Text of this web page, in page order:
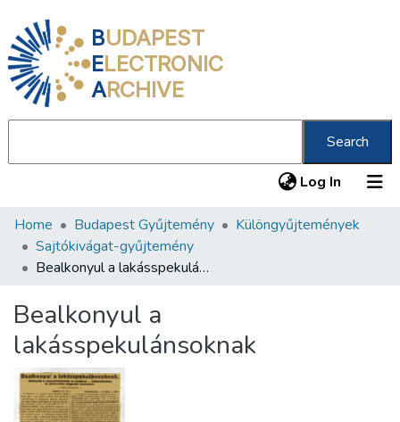
BUDAPEST
ELECTRONIC
ARCHIVE
Search
Log In (current)
Communities & Collections
All of DSpace
About us
Home Budapest Gyűjtemény
Különgyűjtemények
Sajtókivágat-gyűjtemény
Bealkonyul a lakásspekulánsoknak
Bealkonyul a
lakásspekulánsoknak